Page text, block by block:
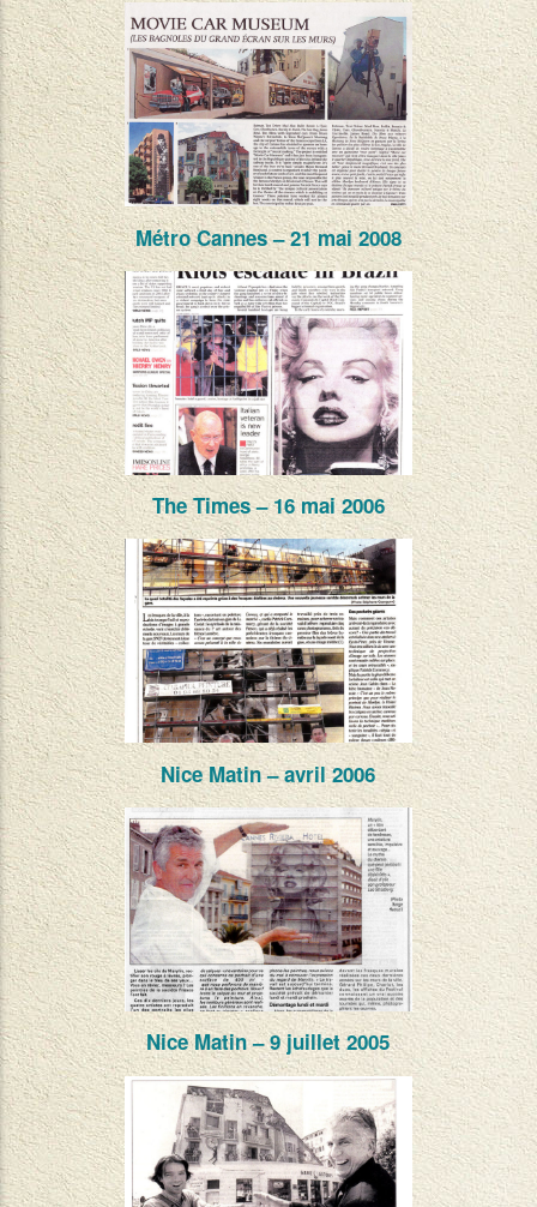
Métro Cannes – 21 mai 2008
The Times – 16 mai 2006
Nice Matin – avril 2006
Nice Matin – 9 juillet 2005